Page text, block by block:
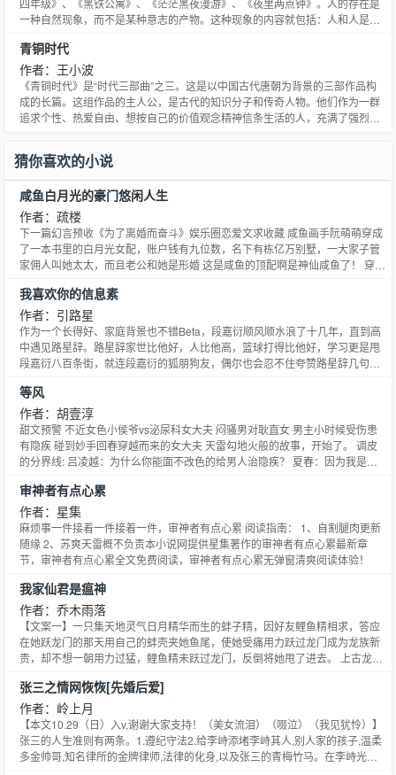
四年级》、《黑铁公寓》、《茫茫黑夜漫游》、《夜里两点钟》。人的存在是
一种自然现象，而不是某种意志的产物。这种现象的内容就包括：人和人是不
屋于自然的现象叫做“丑恶”，不是一种郑重的态度。
青铜时代
作者：王小波
《青铜时代》是“时代三部曲”之三。这是以中国古代唐朝为背景的三部作品构
成的长篇。这组作品的主人公，是古代的知识分子和传奇人物。他们作为一群
追求个性、热爱自由、想按自己的价值观念精神信条生活的人，充满了强烈的
里寻情、开创伟业等风华绝代的唐朝秘传故事，将今伯爱情与唐人传奇相拼
贴，使唐人传奇现代化，在其中贯注现代情趣，并通过对似水流年的追述，让
历史艺术相融合，最终确立了对生命终极价值的体认，引出了一种由叙事者随
心所欲地穿行于古今中外的对话体叙述方式。
猜你喜欢的小说
咸鱼白月光的豪门悠闲人生
作者：疏楼
下一篇幻言预收《为了离婚而奋斗》娱乐圈恋爱文求收藏 咸鱼画手阮萌萌穿成
了一本书里的白月光女配，账户钱有九位数，名下有栋亿万别墅，一大家子管
家佣人叫她太太，而且老公和她是形婚 这是咸鱼的顶配啊是神仙咸鱼了！ 穿书
从咸鱼变成咸金鱼么？ 然而这还只是开始。 豪门总裁一进门，看到床纱里躺着
一条勾魂醉酒的美咸鱼。 形婚什么的，爱谁谁吧。 几个月后，阮萌萌摸着越来
越圆的肚子想，事情的发展不大对啊 注意：傻白甜生包子苏爽文，女主事业线
漫画和演戏。1v1 沙雕作者沙雕文本小说网提供疏楼著作的咸鱼白月光的豪门
悠闲人生最新章节，咸鱼白月光的豪门悠闲人生全文免费阅读，咸鱼白月光的
我喜欢你的信息素
作者：引路星
作为一个长得好、家庭背景也不错Beta，段嘉衍顺风顺水浪了十几年，直到高
中遇见路星辞。路星辞家世比他好，人比他高，篮球打得比他好，学习更是甩
段嘉衍八百条街，就连段嘉衍的狐朋狗友，偶尔也会忍不住夸赞路星辞几句。
此单方面看不顺眼路星辞，直到有一天，他拿到了自己最新的体检报告。他是
个分化迟了的Omega，因为分化得太晚，人给憋坏了，Alpha一靠近段嘉衍就
会浑身疼痛想揍人。他对所有Alpha的信息素过敏，除了路星辞。
等风
作者：胡壹淳
甜文预警 不近女色小侯爷vs泌尿科女大夫 闷骚男对耿直女 男主小时候受伤患
有隐疾 碰到妙手回春穿越而来的女大夫 天雷勾地火般的故事，开始了。 调皮
的分界线: 吕凌越：为什么你能面不改色的给男人治隐疾？ 夏春：因为我是专
是行走的标本 吕凌越： 预收新文： 《重生之声声撩人》 姐弟恋 (无血缘) 病娇
狼系男主vs欢脱大条女主 安笙两辈子走过最长的路就是长笙铺的套路 13岁和
长笙同床的时候，安笙觉着没什么 15岁和长笙同床的时候，安笙也觉着没什么
17岁和长笙同床的时候，安笙知道弟弟长大了 长笙的套路剧场: 长笙:安笙，他
们说我无能 安笙:谁在那胡说八道，你哪无能了？ 长笙:那你让我试试。 安笙:试
“试试”这两个字本小说网提供胡壹淳著作的等风最新章节，等风全文免费阅
读，等风无弹窗清爽阅读体验！
审神者有点心累
作者：星集
麻烦事一件接着一件接着一件，审神者有点心累 阅读指南： 1、自割腿肉更新
随缘 2、苏爽天雷概不负责本小说网提供星集著作的审神者有点心累最新章
节，审神者有点心累全文免费阅读，审神者有点心累无弹窗清爽阅读体验！
我家仙君是瘟神
作者：乔木雨落
【文案一】一只集天地灵气日月精华而生的蚌子精，因好友鲤鱼精相求，答应
在她跃龙门的那天用自己的蚌壳夹她鱼尾，使她受痛用力跃过龙门成为龙族新
贵，却不想一朝用力过猛，鲤鱼精未跃过龙门，反倒将她甩了进去。 上古龙族
个蚌子精。 众仙失望之余随便给她指派了个去处。 蚌子精内心：你们把我安排
到这瘟神府上问过我意见没有！ 【文案二】凡尘一世，苏辞昔逗弄不谙世事的
小蚌精，告知她自己身体不舒服或许抱一下就好了，小蚌精很是乖巧的让他抱
了。 一朝回了上界，苏辞昔失了当初在凡间的神识记忆，变回往日那冷面瘟神
凔屺，面对被指派到自己府上的小蚌精都不正眼瞧一下，却不想那丫头在他旧
张三之情网恢恢[先婚后爱]
作者：岭上月
【本文10.29（日）入v,谢谢大家支持！（美女流泪）（啜泣）（我见犹怜）】
张三的人生准则有两条。1.遵纪守法2.给李峙添堵李峙其人,别人家的孩子,温柔
多金帅哥,知名律所的金牌律师,法律的化身,以及张三的青梅竹马。在李峙光彩